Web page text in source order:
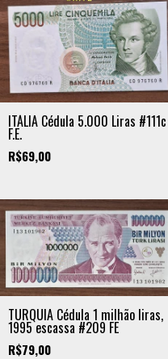
ITÁLIA Cédula 5.000 Liras #111c
F.E.
R$69,00
TURQUIA Cédula 1 milhão liras,
1995 escassa #209 FE
R$79,00